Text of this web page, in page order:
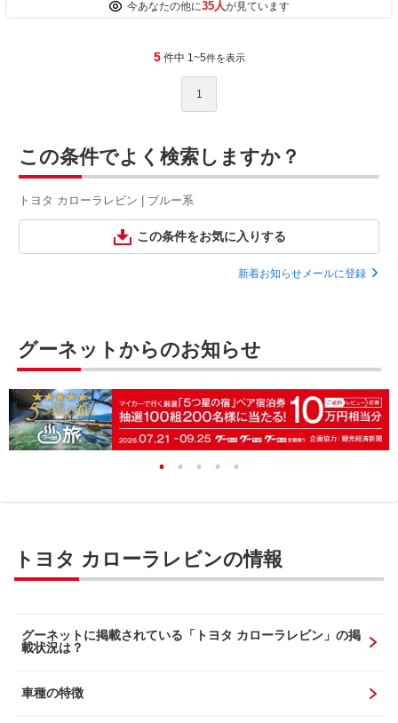
今あなたの他に35人が見ています
5 件中 1~5件を表示
1
この条件でよく検索しますか？
トヨタ カローラレビン | ブルー系
この条件をお気に入りする
新着お知らせメールに登録
グーネットからのお知らせ
トヨタ カローラレビンの情報
グーネットに掲載されている「トヨタ カローラレビン」の掲
載状況は？
車種の特徴